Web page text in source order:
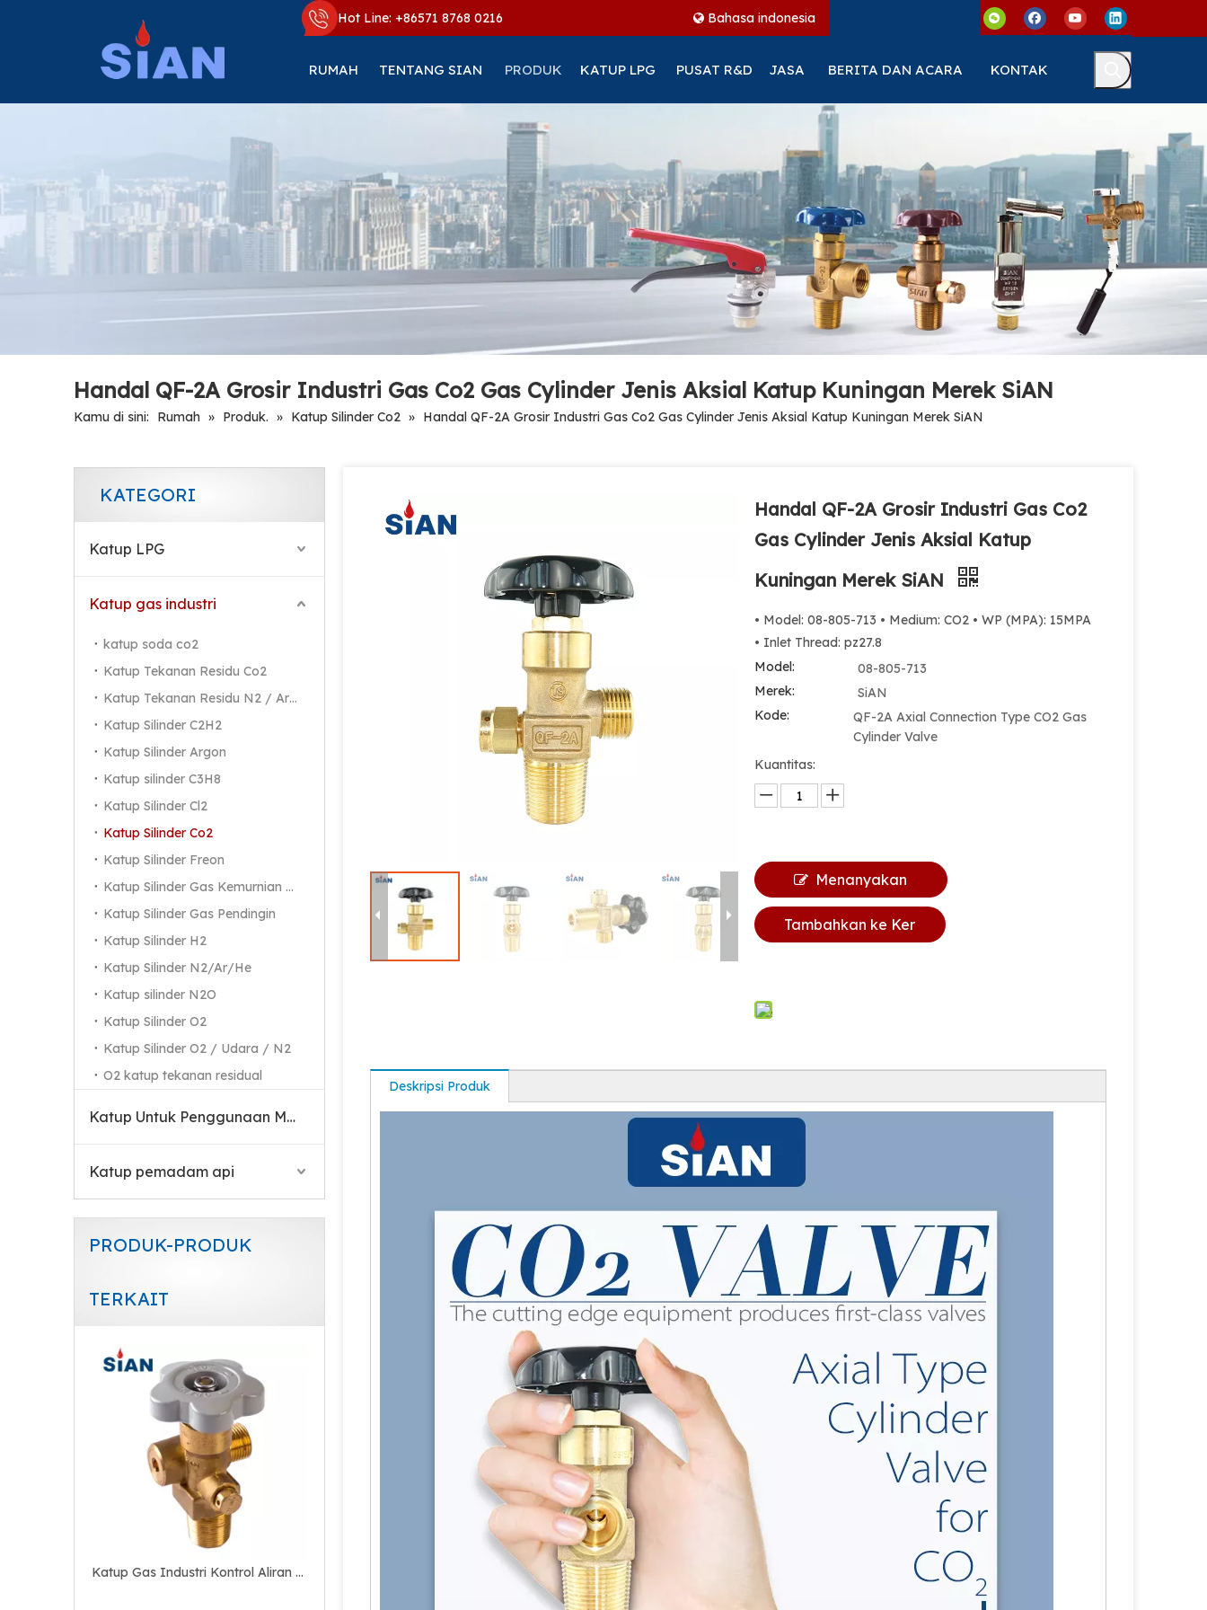
Hot Line: +86571 8768 0216 Bahasa indonesia
RUMAH TENTANG SIAN PRODUK KATUP LPG PUSAT R&D JASA BERITA DAN ACARA KONTAK
Handal QF-2A Grosir Industri Gas Co2 Gas Cylinder Jenis Aksial Katup Kuningan Merek SiAN
Kamu di sini: Rumah » Produk. » Katup Silinder Co2 » Handal QF-2A Grosir Industri Gas Co2 Gas Cylinder Jenis Aksial Katup Kuningan Merek SiAN
KATEGORI
Katup LPG
Katup gas industri
katup soda co2
Katup Tekanan Residu Co2
Katup Tekanan Residu N2 / Ar / He
Katup Silinder C2H2
Katup Silinder Argon
Katup silinder C3H8
Katup Silinder Cl2
Katup Silinder Co2
Katup Silinder Freon
Katup Silinder Gas Kemurnian Tinggi
Katup Silinder Gas Pendingin
Katup Silinder H2
Katup Silinder N2/Ar/He
Katup silinder N2O
Katup Silinder O2
Katup Silinder O2 / Udara / N2
O2 katup tekanan residual
Katup Untuk Penggunaan Medis
Katup pemadam api
PRODUK-PRODUK
TERKAIT
Katup Gas Industri Kontrol Aliran Udara Co2
Handal QF-2A Grosir Industri Gas Co2
Gas Cylinder Jenis Aksial Katup
Kuningan Merek SiAN
• Model: 08-805-713 • Medium: CO2 • WP (MPA): 15MPA
• Inlet Thread: pz27.8
Model:
08-805-713
Merek:
SiAN
Kode:
QF-2A Axial Connection Type CO2 Gas
Cylinder Valve
Kuantitas:
Menanyakan
Tambahkan ke Ker
Deskripsi Produk